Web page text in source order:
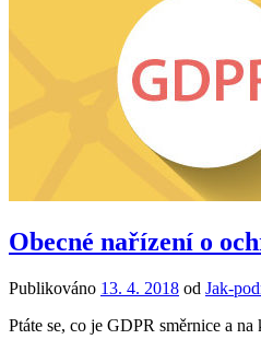
Obecné nařízení o
Publikováno 13. 4. 2018 od Jak-
Ptáte se, co je GDPR směrnice a